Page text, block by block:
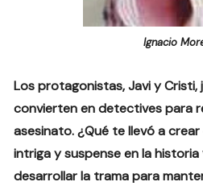
Ignacio
Los protagonistas, Javi y Cristi,
convierten en detectives para
asesinato. ¿Qué te llevó a
intriga y suspense en la
desarrollar la trama para